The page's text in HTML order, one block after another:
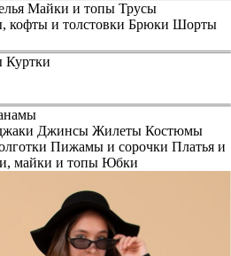
Майки и топы Трусы
кофты и толстовки Брюки Шорты
Куртки
Джинсы Жилеты Костюмы
Пижамы и сорочки Платья и
майки и топы Юбки